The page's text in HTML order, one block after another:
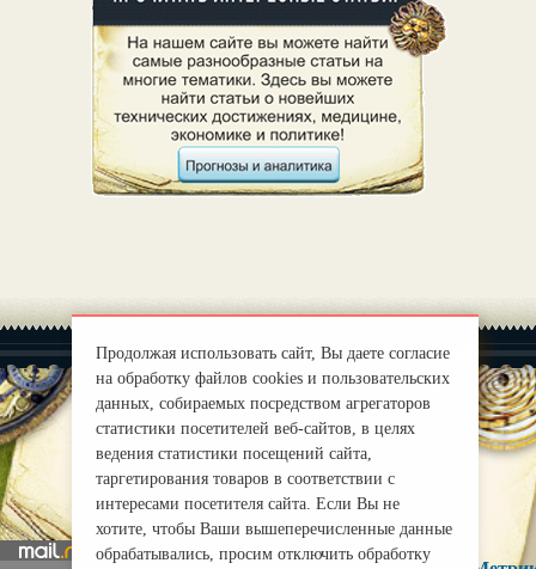
О нас |
mirprognoz@mail.ru
Продолжая использовать сайт, Вы даете согласие
на обработку файлов cookies и пользовательских
данных, собираемых посредством агрегаторов
статистики посетителей веб-сайтов, в целях
ведения статистики посещений сайта,
таргетирования товаров в соответствии с
интересами посетителя сайта. Если Вы не
хотите, чтобы Ваши вышеперечисленные данные
обрабатывались, просим отключить обработку